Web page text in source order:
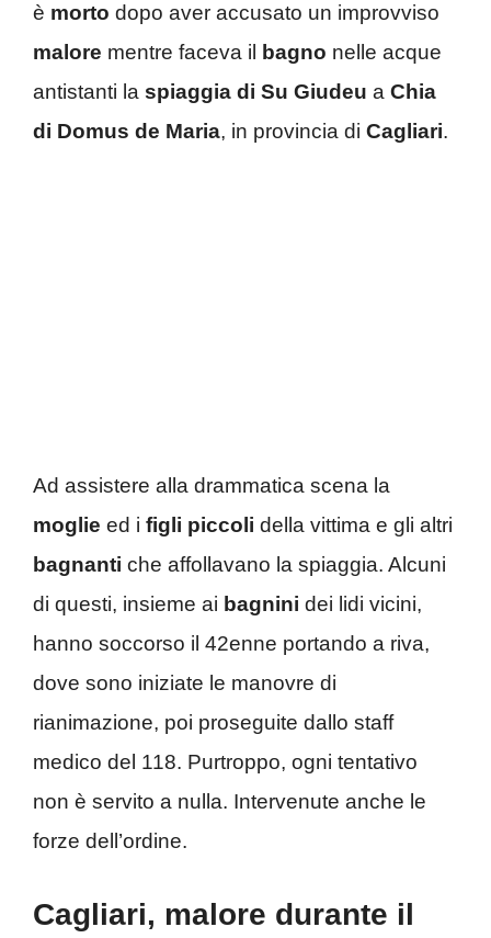
è morto dopo aver accusato un improvviso
malore mentre faceva il bagno nelle acque
antistanti la spiaggia di Su Giudeu a Chia
di Domus de Maria, in provincia di Cagliari.
Ad assistere alla drammatica scena la
moglie ed i figli piccoli della vittima e gli altri
bagnanti che affollavano la spiaggia. Alcuni
di questi, insieme ai bagnini dei lidi vicini,
hanno soccorso il 42enne portando a riva,
dove sono iniziate le manovre di
rianimazione, poi proseguite dallo staff
medico del 118. Purtroppo, ogni tentativo
non è servito a nulla. Intervenute anche le
forze dell’ordine.
Cagliari, malore durante il